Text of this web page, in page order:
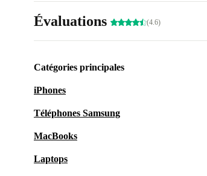
Évaluations (4.6)
Catégories principales
iPhones
Téléphones Samsung
MacBooks
Laptops